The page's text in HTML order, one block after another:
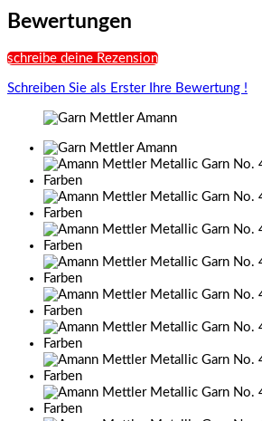
Bewertungen
schreibe deine Rezension
Schreiben Sie als Erster Ihre Bewertung !